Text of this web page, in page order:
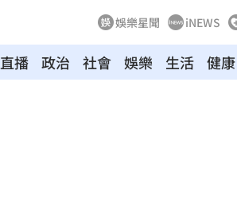
娛樂星聞 iNEWS
直播 政治 社會 娛樂 生活 健康